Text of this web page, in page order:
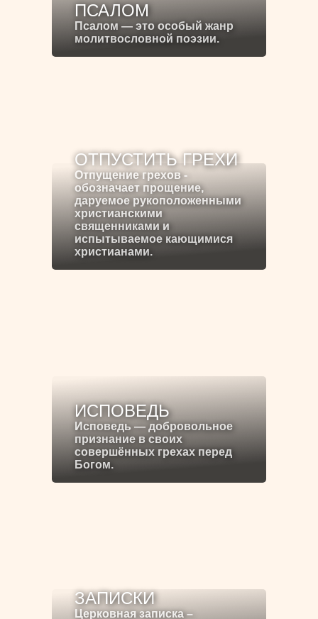
ПСАЛОМ
Псалом — это особый жанр
молитвословной поэзии.
ОТПУСТИТЬ ГРЕХИ
Отпущение грехов -
обозначает прощение,
даруемое рукоположенными
христианскими
священниками и
испытываемое кающимися
христианами.
ИСПОВЕДЬ
Исповедь — добровольное
признание в своих
совершённых грехах перед
Богом.
ЗАПИСКИ
Церковная записка –